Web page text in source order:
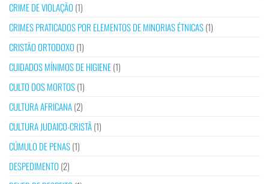
CRIME DE VIOLAÇÃO (1)
CRIMES PRATICADOS POR ELEMENTOS DE MINORIAS ÉTNICAS(1)
CRISTÃO ORTODOXO (1)
CUIDADOS MÍNIMOS DE HIGIENE(1)
CULTO DOS MORTOS(1)
CULTURA AFRICANA(2)
CULTURA JUDAICO-CRISTÃ(1)
CÚMULO DE PENAS(1)
DESPEDIMENTO (2)